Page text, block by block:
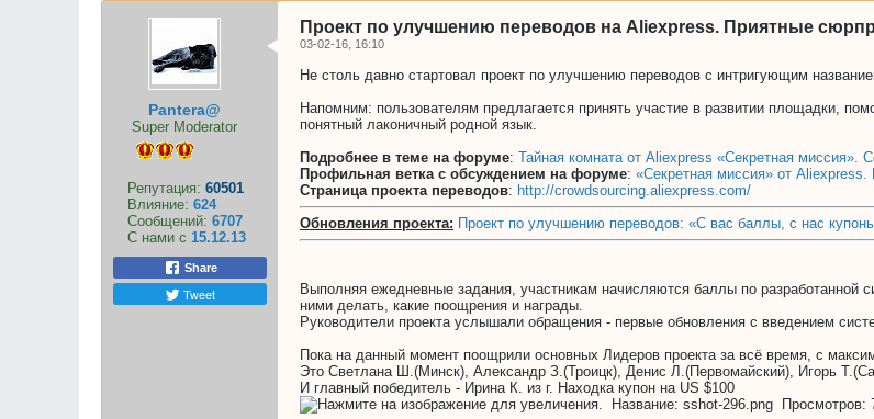
Pantera@
Super Moderator
Репутация: 60501
Влияние: 624
Сообщений: 6707
С нами с 15.12.13
Share
Tweet
Проект по улучшению переводов на Aliexpress. Приятные
03-02-16, 16:10
Не столь давно стартовал проект по улучшению переводов с интригующим
Напомним: пользователям предлагается принять участие в развитии площадки,
понятный лаконичный родной язык.
Подробнее в теме на форуме: Тайная комната от Aliexpress «Секретная миссия».
Профильная ветка с обсуждением на форуме: «Секретная миссия» от
Страница проекта переводов: http://crowdsourcing.aliexpress.com/
Обновления проекта: Проект по улучшению переводов: «С вас баллы, с нас
Выполняя ежедневные задания, участникам начисляются баллы по разработанной
ними делать, какие поощрения и награды.
Руководители проекта услышали обращения - первые обновления с введением
Пока на данный момент поощрили основных Лидеров проекта за всё время, с
Это Светлана Ш.(Минск), Александр З.(Троицк), Денис Л.(Первомайский), Игорь
И главный победитель - Ирина К. из г. Находка купон на US $100